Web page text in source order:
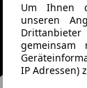
Um Ihnen
unseren
Drittanbieter
gemeinsam
IP Adressen)